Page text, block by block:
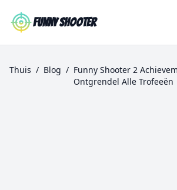
Funny Shooter
Thuis / Blog / Funny Shooter 2
Ontgrendel Alle Trofeeën